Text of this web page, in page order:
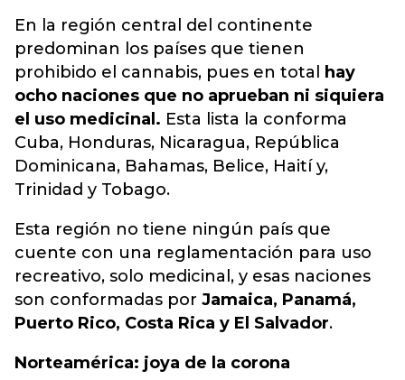
En la región central del continente
predominan los países que tienen
prohibido el cannabis, pues en total
hay
ocho naciones que no aprueban ni siquiera
el uso medicinal. Esta lista la conforma
Cuba, Honduras, Nicaragua, República
Dominicana, Bahamas, Belice, Haití y,
Trinidad y Tobago.
Esta región no tiene ningún país que
cuente con una reglamentación para uso
recreativo, solo medicinal, y esas naciones
son conformadas por Jamaica, Panamá,
Puerto Rico, Costa Rica y El Salvador.
Norteamérica: joya de la corona